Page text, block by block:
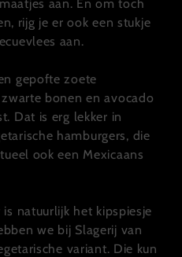
aan. En om toch
rijg je er ook een stukje
aan.
gepofte zoete
bonen en avocado
Dat is erg lekker in
hamburgers, die
ook een Mexicaans
is natuurlijk het kipspiesje
we bij Slagerij van
variant. Die kun